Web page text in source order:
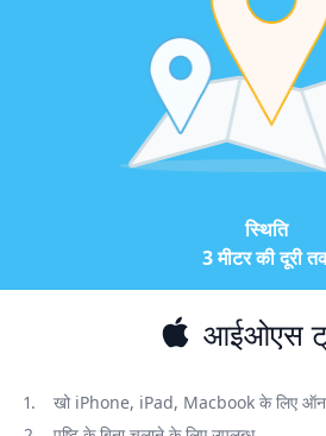
स्थिति
3 मीटर की दूरी
आईओएस
खो iPhone, iPad, Macbook के लिए